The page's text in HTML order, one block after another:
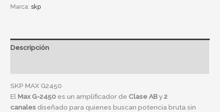
Marca:skp
Descripción
SKP MAX G2450
ElMax G-2450 es un amplificador de Clase ABy2
canales diseñado para quienes buscan potencia bruta sin